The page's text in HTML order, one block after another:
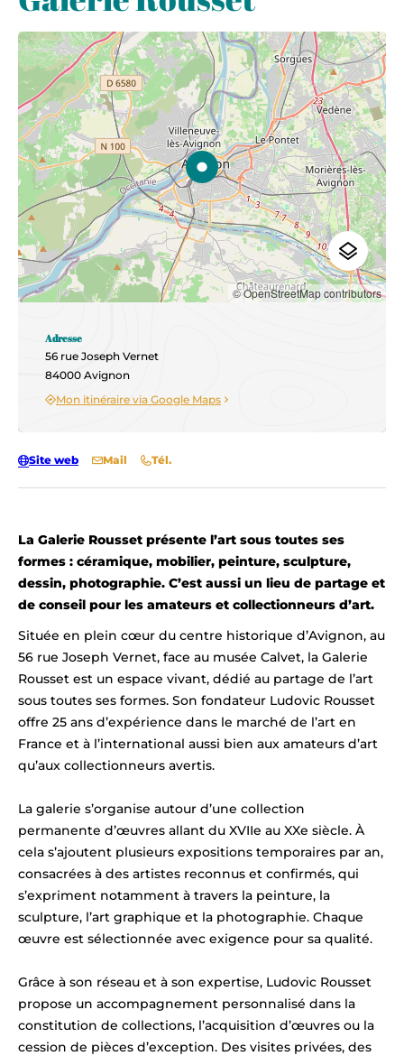
La Galerie Rousset présente l’art sous toutes ses
formes : céramique, mobilier, peinture, sculpture,
dessin, photographie. C’est aussi un lieu de partage et
de conseil pour les amateurs et collectionneurs d’art.
Située en plein cœur du centre historique d’Avignon, au
56 rue Joseph Vernet, face au musée Calvet, la Galerie
Rousset est un espace vivant, dédié au partage de l’art
sous toutes ses formes. Son fondateur Ludovic Rousset
offre 25 ans d’expérience dans le marché de l’art en
France et à l’international aussi bien aux amateurs d’art
qu’aux collectionneurs avertis.
La galerie s’organise autour d’une collection
permanente d’œuvres allant du XVIIe au XXe siècle. À
cela s’ajoutent plusieurs expositions temporaires par an,
consacrées à des artistes reconnus et confirmés, qui
s’expriment notamment à travers la peinture, la
sculpture, l’art graphique et la photographie. Chaque
œuvre est sélectionnée avec exigence pour sa qualité.
Grâce à son réseau et à son expertise, Ludovic Rousset
propose un accompagnement personnalisé dans la
constitution de collections, l’acquisition d’œuvres ou la
cession de pièces d’exception. Des visites privées, des
© OpenStreetMap contributors
Adresse
56 rue Joseph Vernet
84000 Avignon
Mon itinéraire via Google Maps
Site web Mail Tél.